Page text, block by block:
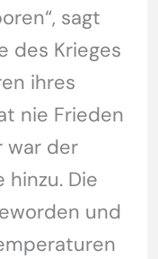
sagt
des Krieges
ihres
nie Frieden
war der
Die
und